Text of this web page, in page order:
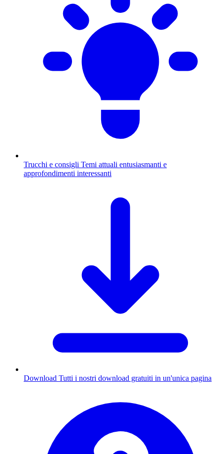
Trucchi e consigli Temi attuali entusiasmanti e
approfondimenti interessanti
Download Tutti i nostri download gratuiti in un'unica pagina